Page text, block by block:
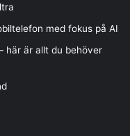
med fokus på AI
här är allt du behöver